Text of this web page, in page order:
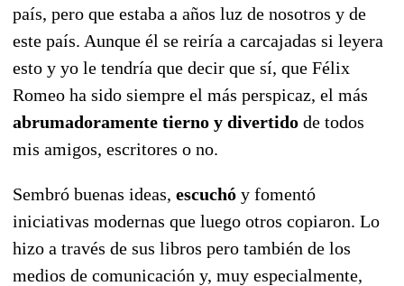
país, pero que estaba a años luz de nosotros y de
este país. Aunque él se reiría a carcajadas si leyera
esto y yo le tendría que decir que sí, que Félix
Romeo ha sido siempre el más perspicaz, el más
abrumadoramente tierno y divertido de todos
mis amigos, escritores o no.
Sembró buenas ideas, escuchó y fomentó
iniciativas modernas que luego otros copiaron. Lo
hizo a través de sus libros pero también de los
medios de comunicación y, muy especialmente,